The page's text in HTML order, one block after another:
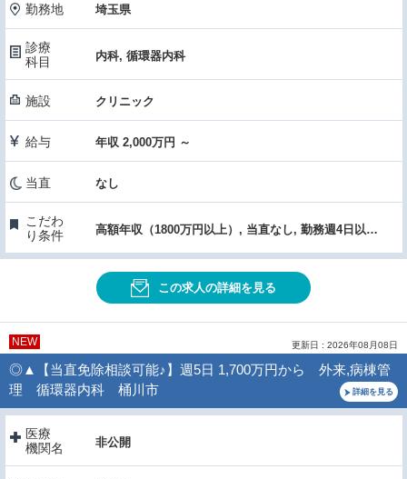
勤務地 埼玉県
診療
科目
内科, 循環器内科
施設 クリニック
給与 年収 2,000万円 ～
当直 なし
こだわ
り条件
高額年収（1800万円以上）, 当直なし, 勤務週4日以下, 救急対応なし, クリニック, 研究支援（学会費補助）
この求人の詳細を見る
NEW 更新日 : 2026年08月08日
◎▲【当直免除相談可能♪】週5日 1,700万円から 外来,病棟管
理 循環器内科 桶川市
詳細を見る
医療
機関名
非公開